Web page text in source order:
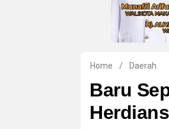
Home / Daerah
Baru